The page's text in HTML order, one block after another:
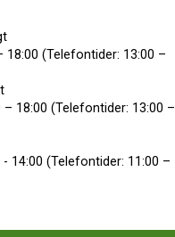
18:00 (Telefontider: 13:00 –
– 18:00 (Telefontider: 13:00 –
- 14:00 (Telefontider: 11:00 –